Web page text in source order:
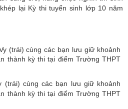
lại Kỳ thi tuyển sinh lớp 10 năm
(trái) cùng các bạn lưu giữ khoảnh
thành kỳ thi tại điểm Trường THPT